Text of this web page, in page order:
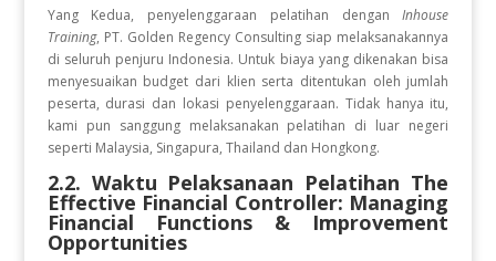
Yang Kedua, penyelenggaraan pelatihan denganInhouse
Training, PT. Golden Regency Consulting siap melaksanakannya
di seluruh penjuru Indonesia. Untuk biaya yang dikenakan bisa
menyesuaikan budget dari klien serta ditentukan oleh jumlah
peserta, durasi dan lokasi penyelenggaraan. Tidak hanya itu,
kami pun sanggung melaksanakan pelatihan di luar negeri
seperti Malaysia, Singapura, Thailand dan Hongkong.
2.2. Waktu Pelaksanaan Pelatihan The
Effective Financial Controller: Managing
Financial Functions & Improvement
Opportunities